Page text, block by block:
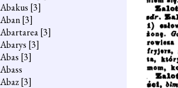
Abakus [3]
Aban[3]
Abartarea[3]
Abarys [3]
Abas [3]
Abass
Abaz[3]